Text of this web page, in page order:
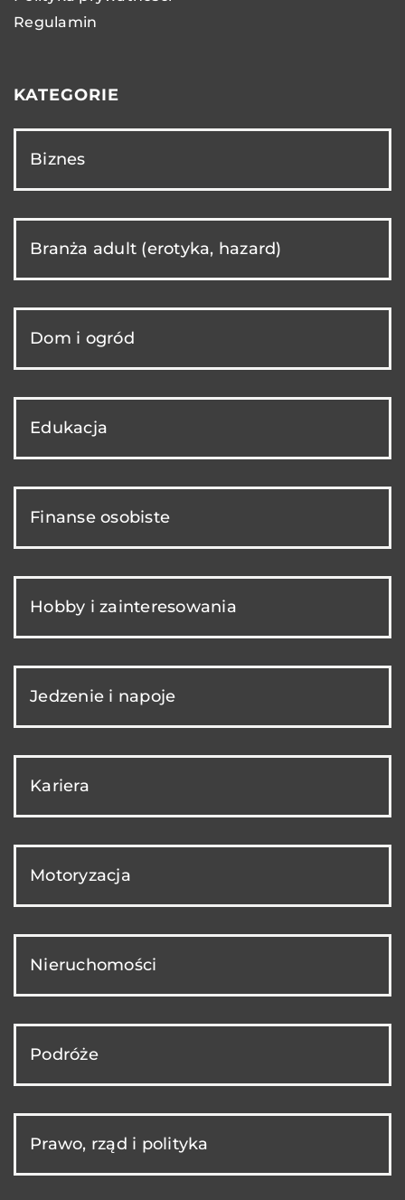
Regulamin
KATEGORIE
Biznes
Branża adult (erotyka, hazard)
Dom i ogród
Edukacja
Finanse osobiste
Hobby i zainteresowania
Jedzenie i napoje
Kariera
Motoryzacja
Nieruchomości
Podróże
Prawo, rząd i polityka